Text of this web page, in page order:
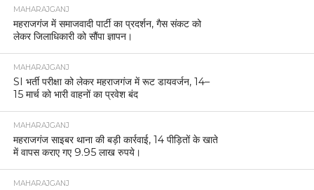
MAHARAJGANJ
महराजगंज में समाजवादी पार्टी का प्रदर्शन, गैस संकट को
लेकर जिलाधिकारी को सौंपा ज्ञापन।
MAHARAJGANJ
SI भर्ती परीक्षा को लेकर महराजगंज में रूट डायवर्जन, 14–
15 मार्च को भारी वाहनों का प्रवेश बंद
MAHARAJGANJ
महराजगंज साइबर थाना की बड़ी कार्रवाई, 14 पीड़ितों के खाते
में वापस कराए गए 9.95 लाख रुपये।
MAHARAJGANJ